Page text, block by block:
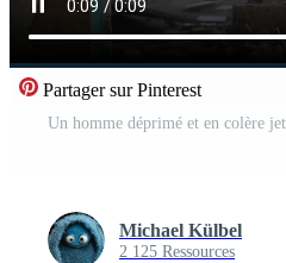
Partager sur Pinterest
Michael Külbel
2 125 Ressources